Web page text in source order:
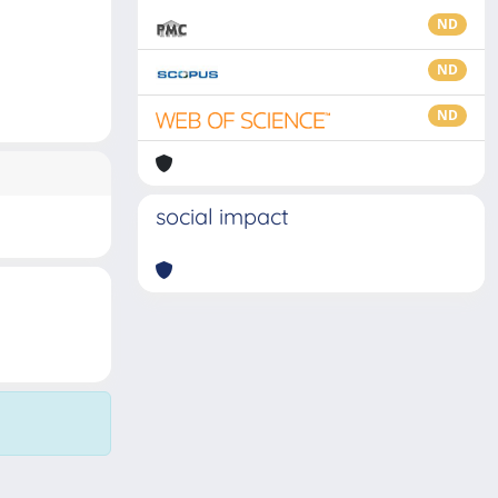
ND
ND
ND
social impact